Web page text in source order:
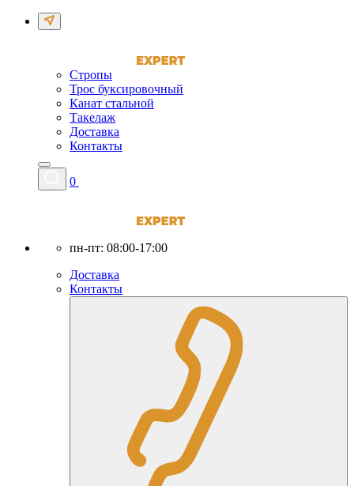
Стропы
Трос буксировочный
Канат стальной
Такелаж
Доставка
Контакты
0
пн-пт: 08:00-17:00
Доставка
Контакты